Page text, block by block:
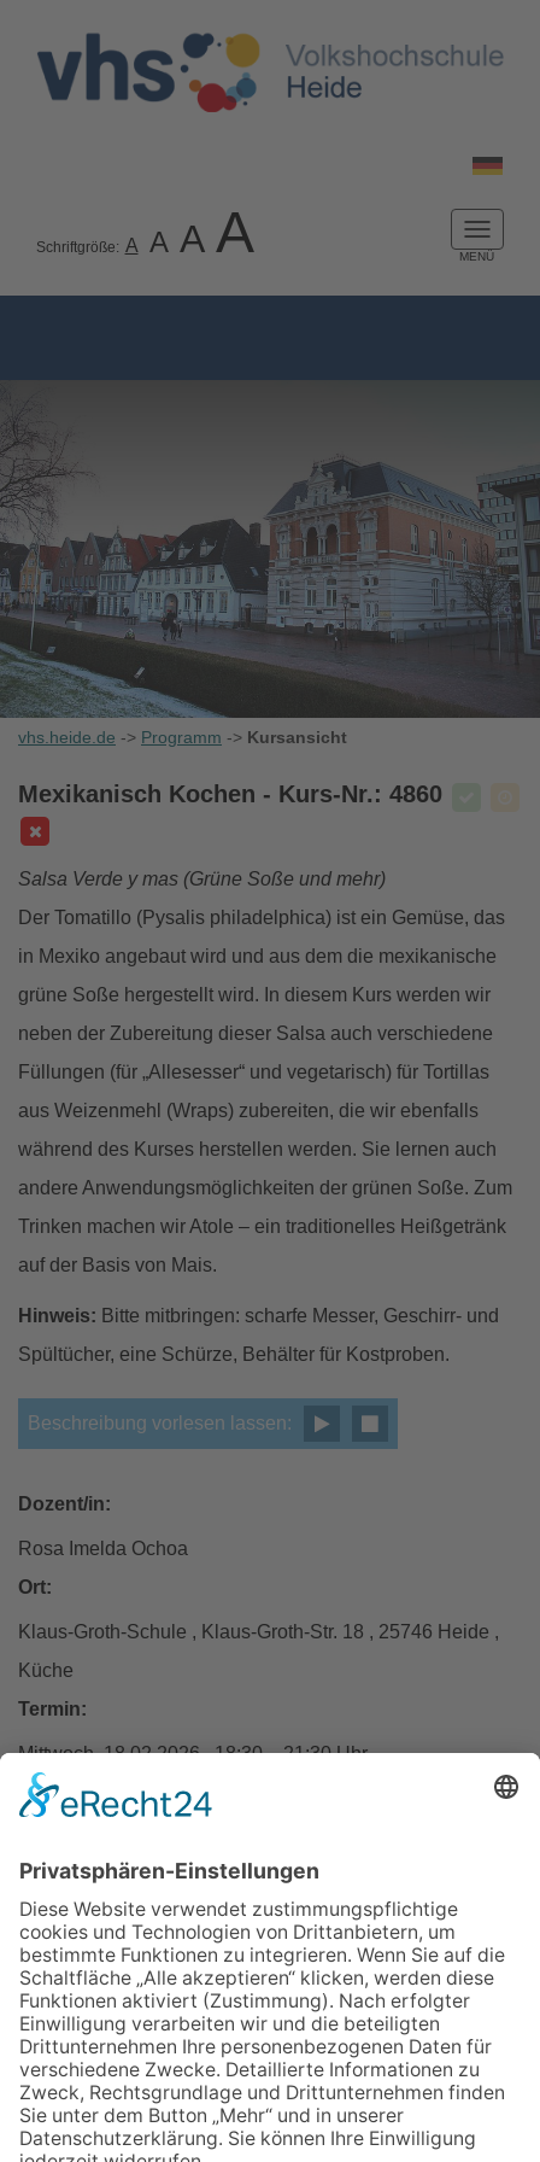
Schriftgröße: A A A A
vhs.heide.de -> Programm -> Kursansicht
Mexikanisch Kochen - Kurs-Nr.: 4860
Salsa Verde y mas (Grüne Soße und mehr)
Der Tomatillo (Pysalis philadelphica) ist ein Gemüse, das
in Mexiko angebaut wird und aus dem die mexikanische
grüne Soße hergestellt wird. In diesem Kurs werden wir
neben der Zubereitung dieser Salsa auch verschiedene
Füllungen (für „Allesesser“ und vegetarisch) für Tortillas
aus Weizenmehl (Wraps) zubereiten, die wir ebenfalls
während des Kurses herstellen werden. Sie lernen auch
andere Anwendungsmöglichkeiten der grünen Soße. Zum
Trinken machen wir Atole – ein traditionelles Heißgetränk
auf der Basis von Mais.
Hinweis: Bitte mitbringen: scharfe Messer, Geschirr- und
Spültücher, eine Schürze, Behälter für Kostproben.
Beschreibung vorlesen lassen:
Dozent/in:
Rosa Imelda Ochoa
Ort:
Klaus-Groth-Schule , Klaus-Groth-Str. 18 , 25746 Heide ,
Küche
Termin:
Mittwoch, 18.02.2026 , 18:30 – 21:30 Uhr
Entgelt:57 €
Zurück